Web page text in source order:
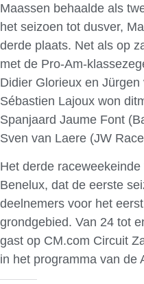
Maassen behaalde als
het seizoen tot dusver,
derde plaats. Net als op
met de Pro-Am-
Didier Glorieux en
Sébastien Lajoux won
Spanjaard Jaume Font
Sven van Laere (JW
Het derde
Benelux, dat de eerste
deelnemers voor het
grondgebied. Van 24 tot
gast op CM.com Circuit
in het programma van de